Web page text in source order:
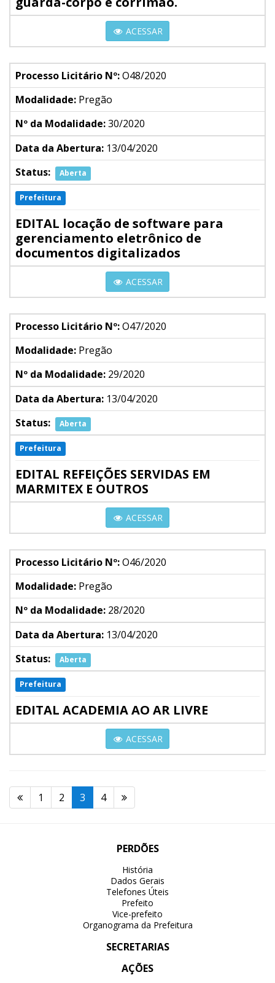
ACESSAR
Processo Licitário Nº:O48/2020
Modalidade: Pregão
Nº da Modalidade:30/2020
Data da Abertura: 13/04/2020
Status:
Aberta
Prefeitura
EDITAL locação de software para
gerenciamento eletrônico de
documentos digitalizados
ACESSAR
Processo Licitário Nº:O47/2020
Modalidade: Pregão
Nº da Modalidade: 29/2020
Data da Abertura: 13/04/2020
Status:
Aberta
Prefeitura
EDITAL REFEIÇÕES SERVIDAS EM
MARMITEX E OUTROS
ACESSAR
Processo Licitário Nº:O46/2020
Modalidade: Pregão
Nº da Modalidade: 28/2020
Data da Abertura: 13/04/2020
Status:
Aberta
Prefeitura
EDITAL ACADEMIA AO AR LIVRE
ACESSAR
1 2 3 4
PERDÕES
História
Dados Gerais
Telefones Úteis
Prefeito
Vice-prefeito
Organograma da Prefeitura
SECRETARIAS
AÇÕES